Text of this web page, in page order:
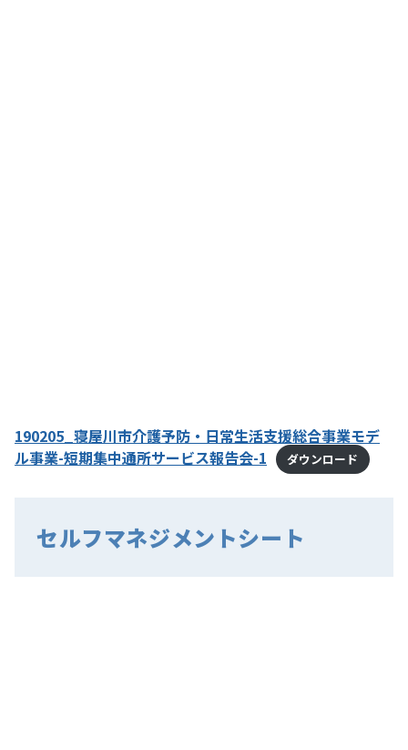
190205_寝屋川市介護予防・日常生活支援総合事業モデ
ル事業-短期集中通所サービス報告会-1
ダウンロード
セルフマネジメントシート